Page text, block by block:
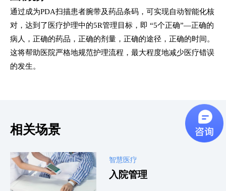
通过成为PDA扫描患者腕带及药品条码，可实现自动智能化核
对，达到了医疗护理中的5R管理目标，即 “5个正确”—正确的
病人，正确的药品，正确的剂量，正确的途径，正确的时间。
这将帮助医院严格地规范护理流程，最大程度地减少医疗错误
的发生。
相关场景
智慧医疗
入院管理